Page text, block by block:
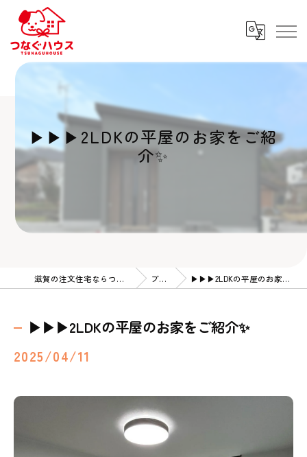
▶︎▶︎▶︎2LDKの平屋のお家をご紹
介✨
滋賀の注文住宅ならつなぐハウス ブログ ▶︎▶︎▶︎2LDKの平屋のお家をご紹介✨
▶︎▶︎▶︎2LDKの平屋のお家をご紹介✨
2025/04/11